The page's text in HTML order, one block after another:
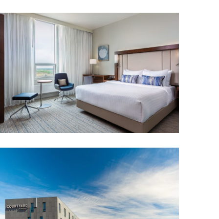
Heilsurækt og Spa
Hjólaferðir
Hjólaleigur
Sjóstangaveiði
Skíði
Skotveiði
Stangveiði
Fossar
Fyrir börnin
Hitt og þetta
Náttúra
Saga og menning
Þjóðgarðar
Um vefinn
Gönguleiðir